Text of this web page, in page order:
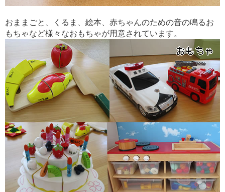
おままごと、くるま、絵本、赤ちゃんのための音の鳴るお
もちゃなど様々なおもちゃが用意されています。